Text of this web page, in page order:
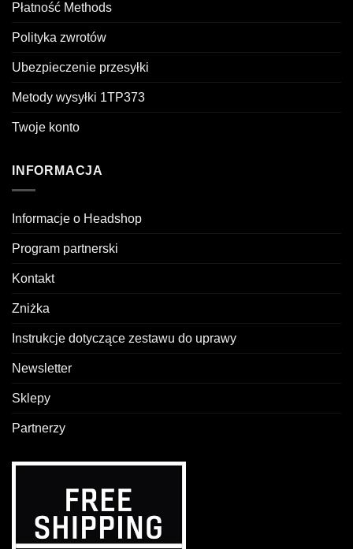
Płatność Methods
Polityka zwrotów
Ubezpieczenie przesyłki
Metody wysyłki 1TP373
Twoje konto
INFORMACJA
Informacje o Headshop
Program partnerski
Kontakt
Zniżka
Instrukcje dotyczące zestawu do uprawy
Newsletter
Sklepy
Partnerzy